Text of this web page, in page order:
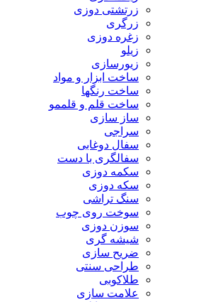
زرتشتی دوزی
زرگری
زغره دوزی
زیلو
زیورسازی
ساخت ابزار و مواد
ساخت رنگها
ساخت قلم و قلممو
ساز سازی
سراجی
سفال دوغابی
سفالگری با دست
سکمه دوزی
سکه دوزی
سنگ تراشی
سوخت روی چوب
سوزن دوزی
شیشه گری
ضریح سازی
طراحی سنتی
طلاکوبی
علامت سازی